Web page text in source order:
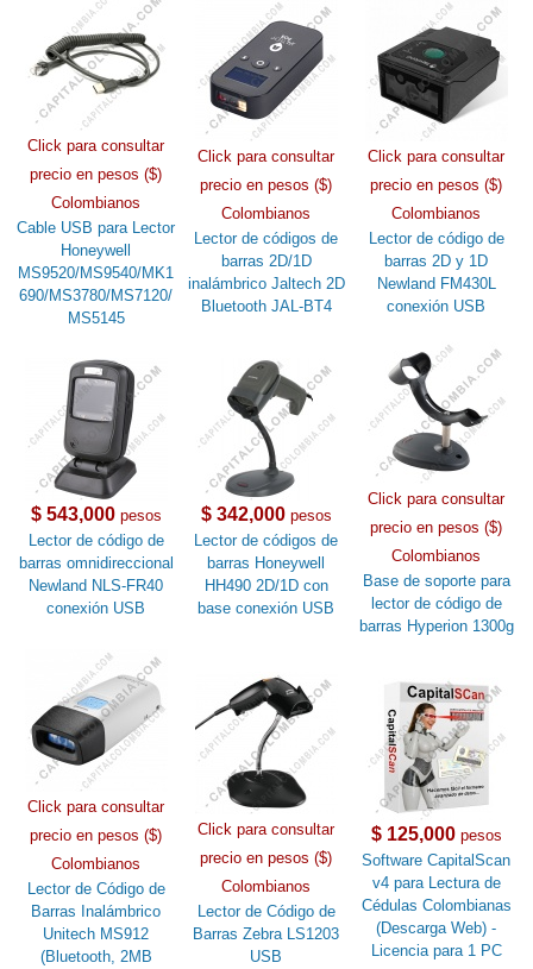
Click para consultar
precio en pesos ($)
Colombianos
Cable USB para Lector
Honeywell
MS9520/MS9540/MK1
690/MS3780/MS7120/
MS5145
Click para consultar
precio en pesos ($)
Colombianos
Lector de códigos de
barras 2D/1D
inalámbrico Jaltech 2D
Bluetooth JAL-BT4
Click para consultar
precio en pesos ($)
Colombianos
Lector de código de
barras 2D y 1D
Newland FM430L
conexión USB
$ 543,000pesos
Lector de código de
barras omnidireccional
Newland NLS-FR40
conexión USB
$ 342,000pesos
Lector de códigos de
barras Honeywell
HH490 2D/1D con
base conexión USB
Click para consultar
precio en pesos ($)
Colombianos
Base de soporte para
lector de código de
barras Hyperion 1300g
Click para consultar
precio en pesos ($)
Colombianos
Lector de Código de
Barras Inalámbrico
Unitech MS912
(Bluetooth, 2MB
Click para consultar
precio en pesos ($)
Colombianos
Lector de Código de
Barras Zebra LS1203
USB
$ 125,000pesos
Software CapitalScan
v4 para Lectura de
Cédulas Colombianas
(Descarga Web) -
Licencia para 1 PC